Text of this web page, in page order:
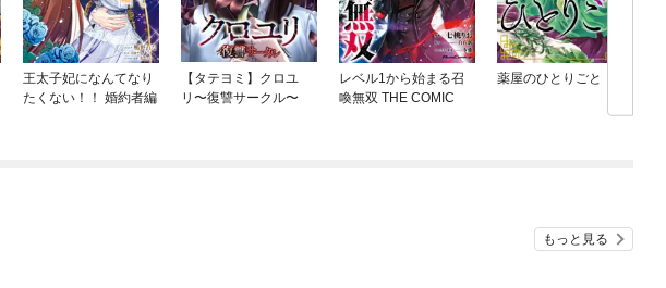
王太子妃になんてなり
たくない！！ 婚約者編
【タテヨミ】クロユ
リ〜復讐サークル〜
レベル1から始まる召
喚無双 THE COMIC
薬屋のひとりごと
もっと見る